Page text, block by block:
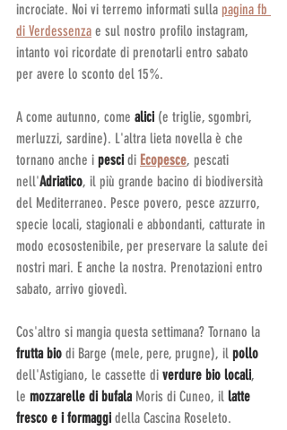
incrociate. Noi vi terremo informati sulla pagina fb
di Verdessenza e sul nostro profilo instagram,
intanto voi ricordate di prenotarli entro sabato
per avere lo sconto del 15%.
A come autunno, come alici (e triglie, sgombri,
merluzzi, sardine). L'altra lieta novella è che
tornano anche i pesci di Ecopesce, pescati
nell'Adriatico, il più grande bacino di biodiversità
del Mediterraneo. Pesce povero, pesce azzurro,
specie locali, stagionali e abbondanti, catturate in
modo ecosostenibile, per preservare la salute dei
nostri mari. E anche la nostra. Prenotazioni entro
sabato, arrivo giovedì.
Cos'altro si mangia questa settimana? Tornano la
frutta bio di Barge (mele, pere, prugne), il pollo
dell'Astigiano, le cassette di verdure bio locali,
le mozzarelle di bufala Moris di Cuneo, il latte
fresco e i formaggi della Cascina Roseleto.